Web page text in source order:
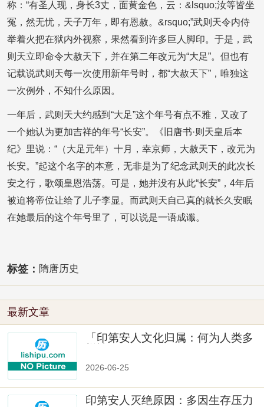
称：“有圣人现，身长3丈，面黄金色，云：&lsquo;汝等皆坐
冤，然无忧，天子万年，即有恩赦。&rsquo;”武则天令内侍
举着火把在狱内外视察，果然看到许多巨人脚印。于是，武
则天立即命令大赦天下，并在第二年改元为“大足”。但也有
记载说武则天每一次使用新年号时，都“大赦天下”，唯独这
一次例外，不知什么原因。
一年后，武则天大约感到“大足”这个年号有点不雅，又改了
一个她认为更加吉祥的年号“长安”。《旧唐书·则天皇后本
纪》里说：“（大足元年）十月，幸京师，大赦天下，改元为
长安。”起这个名字的本意，无非是为了纪念武则天的此次长
安之行，歌颂皇恩浩荡。可是，她并没有从此“长安”，4年后
被迫将帝位让给了儿子李显。而武则天自己真的就长久安眠
在她最后的这个年号里了，可以说是一语成谶。
标签： 隋唐历史
最新文章
「印第安人文化归属：何为人类多
2026-06-25
印第安人灭绝原因：多因生存压力